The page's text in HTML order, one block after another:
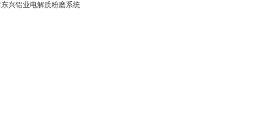
兴铝业电解质粉磨系统